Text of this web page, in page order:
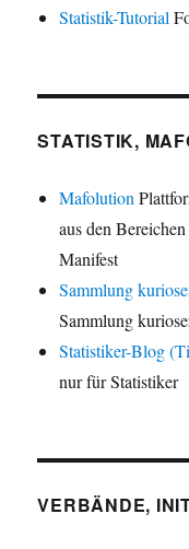
Statistik-Tutorial
STATISTIK,
Mafolution
aus den
Manifest
Sammlung
Sammlung
Statistiker-Blog
nur für Statistiker
VERBÄNDE,